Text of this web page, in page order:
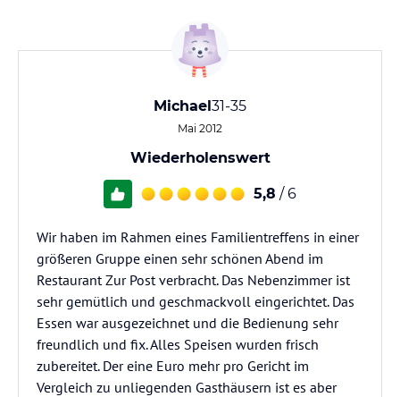
Michael31-35
Mai 2012
Wiederholenswert
5,8 / 6
Wir haben im Rahmen eines Familientreffens in einer
größeren Gruppe einen sehr schönen Abend im
Restaurant Zur Post verbracht. Das Nebenzimmer ist
sehr gemütlich und geschmackvoll eingerichtet. Das
Essen war ausgezeichnet und die Bedienung sehr
freundlich und fix. Alles Speisen wurden frisch
zubereitet. Der eine Euro mehr pro Gericht im
Vergleich zu unliegenden Gasthäusern ist es aber